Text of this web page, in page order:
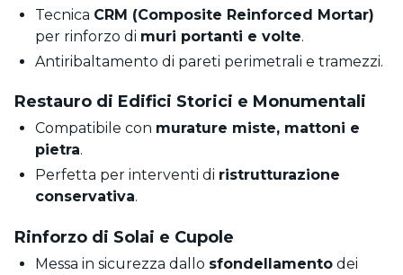
Tecnica CRM (Composite Reinforced Mortar)
per rinforzo di muri portanti e volte.
Antiribaltamento di pareti perimetrali e tramezzi.
Restauro di Edifici Storici e Monumentali
Compatibile con murature miste, mattoni e
pietra.
Perfetta per interventi di ristrutturazione
conservativa.
Rinforzo di Solai e Cupole
Messa in sicurezza dallo sfondellamento dei